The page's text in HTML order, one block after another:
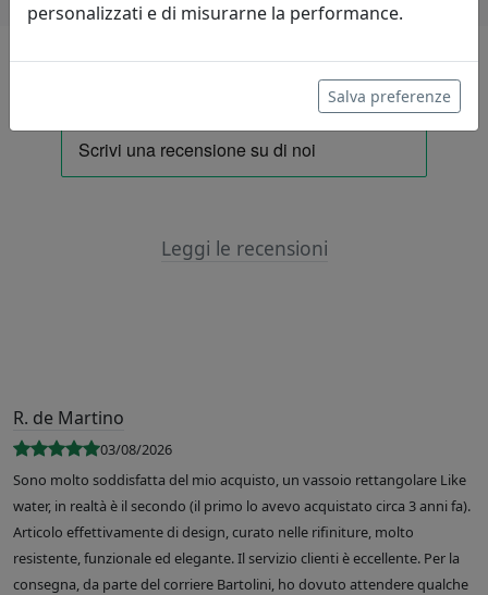
Lascia una recensione
Leggi le recensioni
R. de Martino
03/08/2026
Sono molto soddisfatta del mio acquisto, un vassoio rettangolare Like
water, in realtà è il secondo (il primo lo avevo acquistato circa 3 anni fa).
Articolo effettivamente di design, curato nelle rifiniture, molto
resistente, funzionale ed elegante. Il servizio clienti è eccellente. Per la
consegna, da parte del corriere Bartolini, ho dovuto attendere qualche
personalizzati e di misurarne la performance.
Salva preferenze